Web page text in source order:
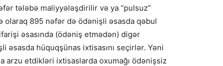
tələbə maliyyələşdirilir və ya “pulsuz”
olaraq 895 nəfər də ödənişli əsasda qəbul
əsasında (ödəniş etmədən) digər
əsasda hüquqşünas ixtisasını seçirlər. Yəni
arzu etdikləri ixtisaslarda oxumağı ödənişsiz